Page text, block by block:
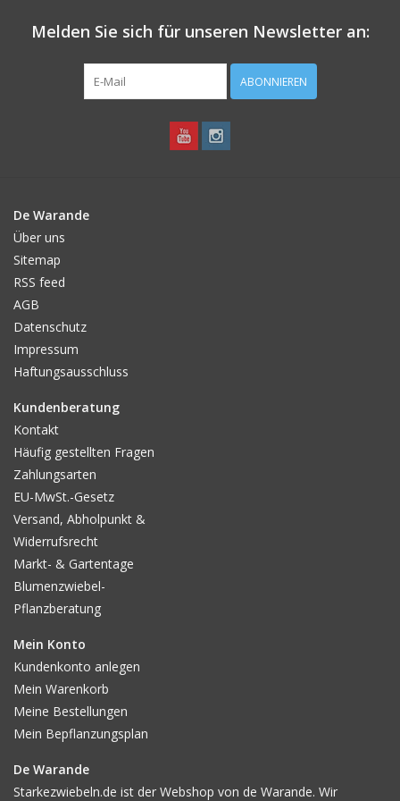
Düngen Sie beim Pflanzen der 'Red Beauty' den Boden mit ECO
Blüte Dünger. Gärtnern Sie auf Sand? Fügen Sie dann auch
Melden Sie sich für unseren Newsletter an:
ABONNIEREN
De Warande
Über uns
Sitemap
RSS feed
AGB
Datenschutz
Impressum
Haftungsausschluss
Kundenberatung
Kontakt
Häufig gestellten Fragen
Zahlungsarten
EU-MwSt.-Gesetz
Versand, Abholpunkt &
Widerrufsrecht
Markt- & Gartentage
Blumenzwiebel-
Pflanzberatung
Mein Konto
Kundenkonto anlegen
Mein Warenkorb
Meine Bestellungen
Mein Bepflanzungsplan
De Warande
Starkezwiebeln.de ist der Webshop von de Warande. Wir